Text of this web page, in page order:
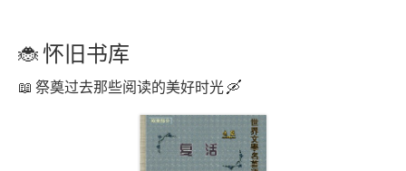
怀旧书库
祭奠过去那些阅读的美好时光